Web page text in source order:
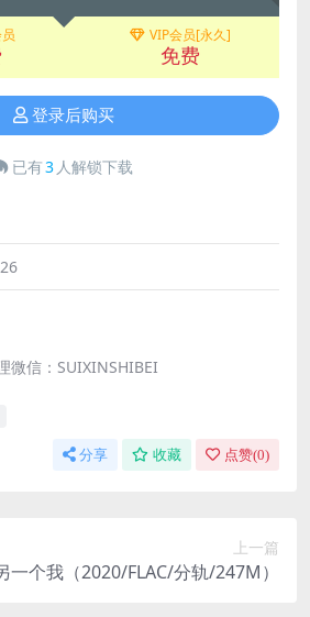
VIP会员[永久]
免费
登录后购买
已有3 人解锁下载
微信：SUIXINSHIBEI
分享 收藏 点赞(0)
上一篇
一个我（2020/FLAC/分轨/247M）